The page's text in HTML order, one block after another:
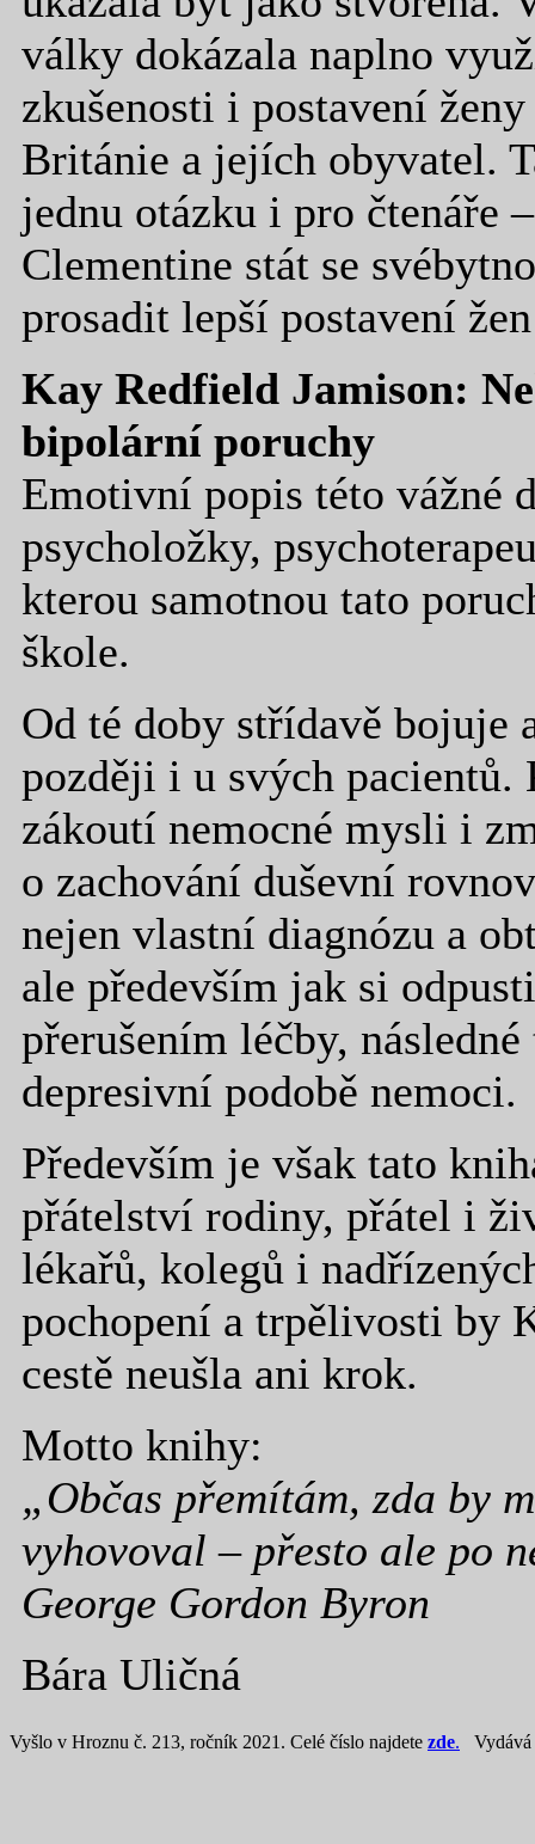
války dokázala naplno
zkušenosti i postavení
Británie a jejích obyvatel.
jednu otázku i pro čtenáře
Clementine stát se
prosadit lepší postavení
Kay Redfield Jamison:
bipolární poruchy
Emotivní popis této vážné
psycholožky,
kterou samotnou tato
škole.
Od té doby střídavě bojuje
později i u svých pacientů.
zákoutí nemocné mysli i
o zachování duševní
nejen vlastní diagnózu a
ale především jak si
přerušením léčby,
depresivní podobě nemoci.
Především je však tato
přátelství rodiny, přátel i
lékařů, kolegů i
pochopení a trpělivosti by
cestě neušla ani krok.
Motto knihy:
„Občas přemítám, zda by
vyhovoval – přesto ale po
George Gordon Byron
Bára Uličná
Vyšlo v Hroznu č. 213, ročník 2021. Celé číslo najdete zde. Vydává